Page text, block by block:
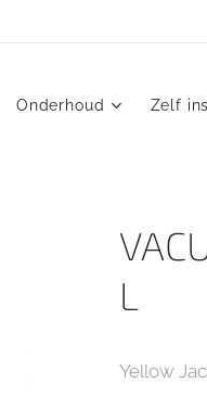
Onderhoud Zelf
L
Yellow